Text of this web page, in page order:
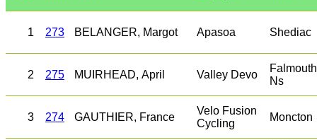
1 273 BELANGER, Margot Apasoa Shediac
2 275 MUIRHEAD, April Valley Devo
Ns
3 274 GAUTHIER, France
Velo Fusion
Cycling
Moncton